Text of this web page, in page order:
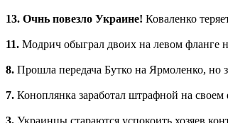
13. Очнь повезло Украине! Коваленко
11. Модрич обыграл двоих на левом фланге
8. Прошла передача Бутко на Ярмоленко,
7. Коноплянка заработал штрафной на своем
3. Украинцы стараются успокоить хозяев